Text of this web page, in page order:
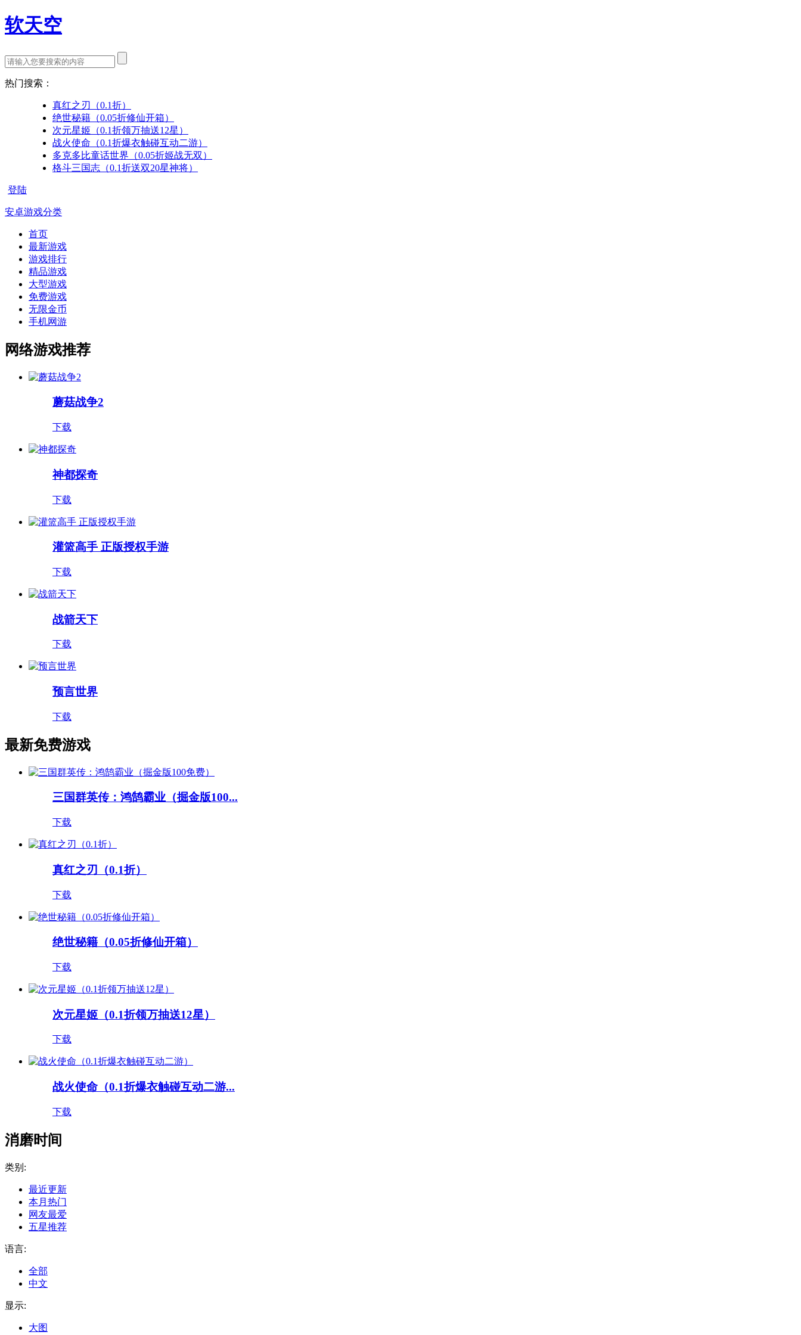
软天空
热门搜索：
真红之刃（0.1折）
绝世秘籍（0.05折修仙开箱）
次元星姬（0.1折领万抽送12星）
战火使命（0.1折爆衣触碰互动二游）
多克多比童话世界（0.05折姬战无双）
格斗三国志（0.1折送双20星神将）
登陆
安卓游戏分类
首页
最新游戏
游戏排行
精品游戏
大型游戏
免费游戏
无限金币
手机网游
网络游戏推荐
蘑菇战争2
下载
神都探奇
下载
灌篮高手 正版授权手游
下载
战箭天下
下载
预言世界
下载
最新免费游戏
三国群英传：鸿鹄霸业（掘金版100...
下载
真红之刃（0.1折）
下载
绝世秘籍（0.05折修仙开箱）
下载
次元星姬（0.1折领万抽送12星）
下载
战火使命（0.1折爆衣触碰互动二游...
下载
消磨时间
类别:
最近更新
本月热门
网友最爱
五星推荐
语言:
全部
中文
显示:
大图